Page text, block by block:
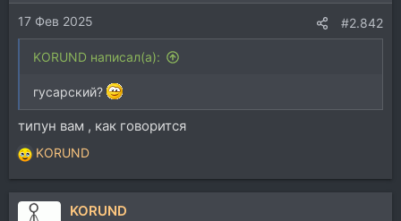
и
:17 Фев 2025 #2.842
KORUND написал(а):
гусарский?
типун вам , как говорится
Р
е
а
KORUND
KORUND